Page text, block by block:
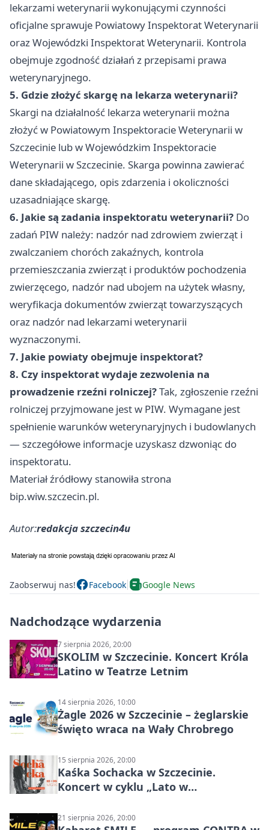
lekarzami weterynarii wykonującymi czynności
oficjalne sprawuje Powiatowy Inspektorat Weterynarii
oraz Wojewódzki Inspektorat Weterynarii. Kontrola
obejmuje zgodność działań z przepisami prawa
weterynaryjnego.
5. Gdzie złożyć skargę na lekarza weterynarii?
Skargi na działalność lekarza weterynarii można
złożyć w Powiatowym Inspektoracie Weterynarii w
Szczecinie lub w Wojewódzkim Inspektoracie
Weterynarii w Szczecinie. Skarga powinna zawierać
dane składającego, opis zdarzenia i okoliczności
uzasadniające skargę.
6. Jakie są zadania inspektoratu weterynarii? Do
zadań PIW należy: nadzór nad zdrowiem zwierząt i
zwalczaniem choróch zakaźnych, kontrola
przemieszczania zwierząt i produktów pochodzenia
zwierzęcego, nadzór nad ubojem na użytek własny,
weryfikacja dokumentów zwierząt towarzyszących
oraz nadzór nad lekarzami weterynarii
wyznaczonymi.
7. Jakie powiaty obejmuje inspektorat?
8. Czy inspektorat wydaje zezwolenia na
prowadzenie rzeźni rolniczej?Tak, zgłoszenie rzeźni
rolniczej przyjmowane jest w PIW. Wymagane jest
spełnienie warunków weterynaryjnych i budowlanych
— szczegółowe informacje uzyskasz dzwoniąc do
inspektoratu.
Materiał źródłowy stanowiła strona
bip.wiw.szczecin.pl.
Autor:redakcja szczecin4u
Zaobserwuj nas! Facebook Google News
Nadchodzące wydarzenia
7 sierpnia 2026, 20:00
SKOLIM w Szczecinie. Koncert Króla
Latino w Teatrze Letnim
14 sierpnia 2026, 10:00
Żagle 2026 w Szczecinie – żeglarskie
święto wraca na Wały Chrobrego
15 sierpnia 2026, 20:00
Kaśka Sochacka w Szczecinie.
Koncert w cyklu „Lato w
21 sierpnia 2026, 20:00